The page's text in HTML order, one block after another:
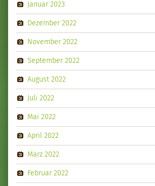
Januar 2023
Dezember 2022
November 2022
September 2022
August 2022
Juli 2022
Mai 2022
April 2022
März 2022
Februar 2022